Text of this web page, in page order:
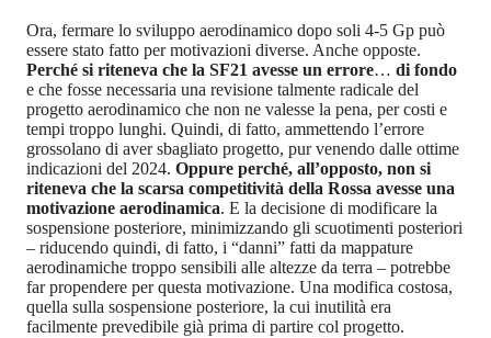
Ora, fermare lo sviluppo aerodinamico dopo soli 4-5 Gp può
essere stato fatto per motivazioni diverse. Anche opposte.
Perché si riteneva che la SF21 avesse un errore… di fondo
e che fosse necessaria una revisione talmente radicale del
progetto aerodinamico che non ne valesse la pena, per costi e
tempi troppo lunghi. Quindi, di fatto, ammettendo l’errore
grossolano di aver sbagliato progetto, pur venendo dalle ottime
indicazioni del 2024. Oppure perché, all’opposto, non si
riteneva che la scarsa competitività della Rossa avesse una
motivazione aerodinamica. E la decisione di modificare la
sospensione posteriore, minimizzando gli scuotimenti posteriori
– riducendo quindi, di fatto, i “danni” fatti da mappature
aerodinamiche troppo sensibili alle altezze da terra – potrebbe
far propendere per questa motivazione. Una modifica costosa,
quella sulla sospensione posteriore, la cui inutilità era
facilmente prevedibile già prima di partire col progetto.